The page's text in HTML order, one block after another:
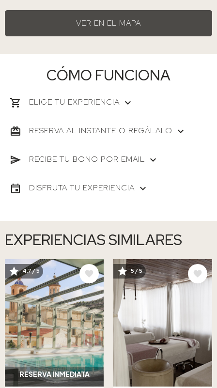
VER EN EL MAPA
CÓMO FUNCIONA
ELIGE TU EXPERIENCIA
RESERVA AL INSTANTE O REGÁLALO
RECIBE TU BONO POR EMAIL
DISFRUTA TU EXPERIENCIA
EXPERIENCIAS SIMILARES
RESERVA INMEDIATA
IMAGE
4.7 / 5 IMAGE
5 / 5